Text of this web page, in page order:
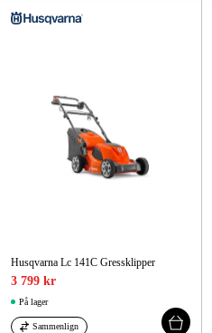
Kampanjer
Artikler og guider
Vanlige spørsmål
Husqvarna Lc 141C Gressklipper
3 799 kr
På lager
Sammenlign